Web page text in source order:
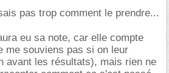
pas trop comment le prendre...
eu sa note, car elle compte
me souviens pas si on leur
avant les résultats), mais rien ne